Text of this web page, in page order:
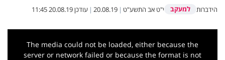
הידברות למעקב י"ט אב התשע"ט |
20.08.19
| עודכן20.08.19 11:45
The media could not be loaded, either because the
server or network failed or because the format is not